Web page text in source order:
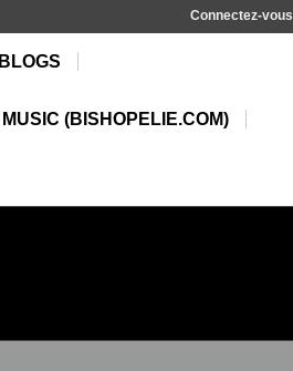
Connectez-vous
BLOGS
MUSIC (BISHOPELIE.COM)